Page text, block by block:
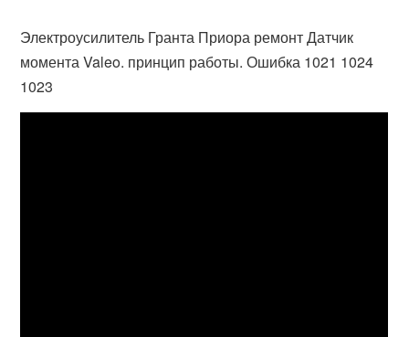
Электроусилитель Гранта Приора ремонт Датчик
момента Valeo. принцип работы. Ошибка 1021 1024
1023